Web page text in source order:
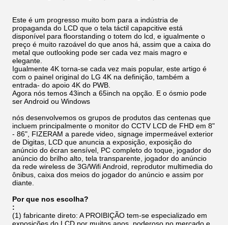
Este é um progresso muito bom para a indústria de
propaganda do LCD que o tela táctil capapcitive está
disponível para floorstanding o totem do lcd, e igualmente o
preço é muito razoável do que anos há, assim que a caixa do
metal que outlooking pode ser cada vez mais magro e
elegante.
Igualmente 4K torna-se cada vez mais popular, este artigo é
com o painel original do LG 4K na definição, também a
entrada- do apoio 4K do PWB.
Agora nós temos 43inch a 65inch na opção. E o ósmio pode
ser Android ou Windows
nós desenvolvemos os grupos de produtos das centenas que
incluem principalmente o monitor do CCTV LCD de FHD em 8"
- 86", FIZERAM a parede video, signage impermeável exterior
de Digitas, LCD que anuncia a exposição, exposição do
anúncio do écran sensível, PC completo do toque, jogador do
anúncio do brilho alto, tela transparente, jogador do anúncio
da rede wireless de 3G/Wifi Android, reprodutor multimedia do
ônibus, caixa dos meios do jogador do anúncio e assim por
diante.
Por que nos escolha?
:
(1) fabricante direto: A PROIBIÇÃO tem-se especializado em